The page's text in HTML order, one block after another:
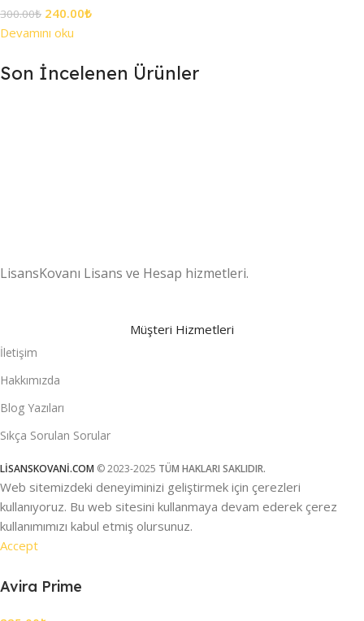
300.00₺ 240.00₺
Devamını oku
Son İncelenen Ürünler
LisansKovanı Lisans ve Hesap hizmetleri.
Müşteri Hizmetleri
İletişim
Hakkımızda
Blog Yazıları
Sıkça Sorulan Sorular
LİSANSKOVANİ.COM © 2023-2025 TÜM HAKLARI SAKLIDIR.
Web sitemizdeki deneyiminizi geliştirmek için çerezleri
kullanıyoruz. Bu web sitesini kullanmaya devam ederek çerez
kullanımımızı kabul etmiş olursunuz.
Accept
Avira Prime